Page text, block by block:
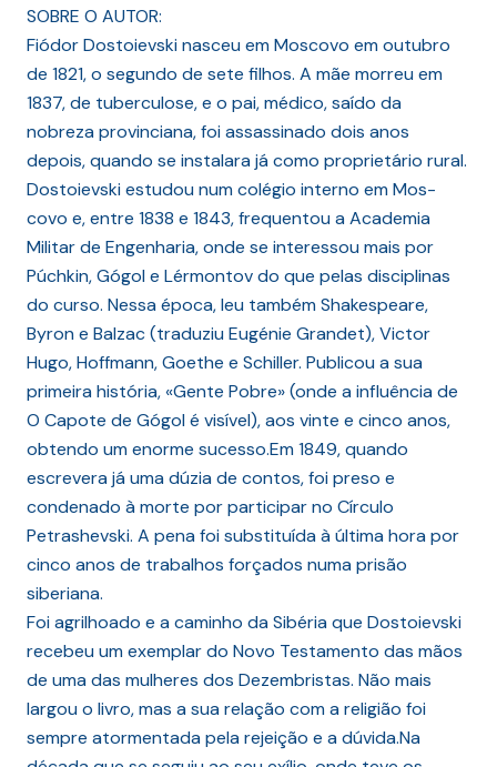
SOBRE O AUTOR:
Fiódor Dostoievski nasceu em Moscovo em outubro
de 1821, o segundo de sete filhos. A mãe morreu em
1837, de tuberculose, e o pai, médico, saído da
nobreza provinciana, foi assassinado dois anos
depois, quando se instalara já como proprietário rural.
Dostoievski estudou num colégio interno em Mos-
covo e, entre 1838 e 1843, frequentou a Academia
Militar de Engenharia, onde se interessou mais por
Púchkin, Gógol e Lérmontov do que pelas disciplinas
do curso. Nessa época, leu também Shakespeare,
Byron e Balzac (traduziu Eugénie Grandet), Victor
Hugo, Hoffmann, Goethe e Schiller. Publicou a sua
primeira história, «Gente Pobre» (onde a influência de
O Capote de Gógol é visível), aos vinte e cinco anos,
obtendo um enorme sucesso.Em 1849, quando
escrevera já uma dúzia de contos, foi preso e
condenado à morte por participar no Círculo
Petrashevski. A pena foi substituída à última hora por
cinco anos de trabalhos forçados numa prisão
siberiana.
Foi agrilhoado e a caminho da Sibéria que Dostoievski
recebeu um exemplar do Novo Testamento das mãos
de uma das mulheres dos Dezembristas. Não mais
largou o livro, mas a sua relação com a religião foi
sempre atormentada pela rejeição e a dúvida.Na